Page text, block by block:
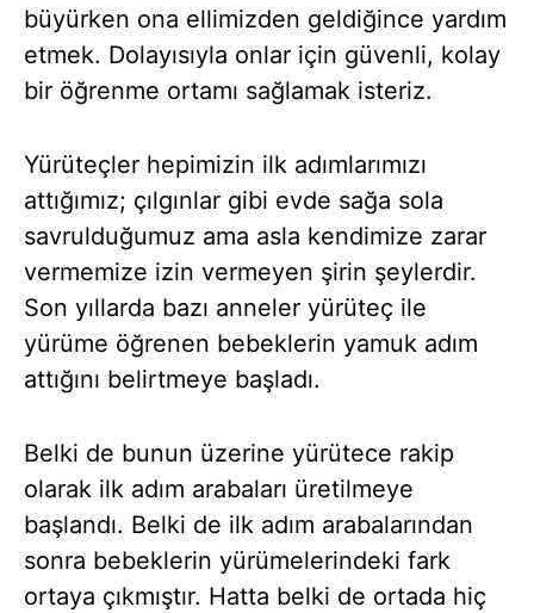
büyürken ona ellimizden geldiğince yardım
etmek. Dolayısıyla onlar için güvenli, kolay
bir öğrenme ortamı sağlamak isteriz.
Yürüteçler hepimizin ilk adımlarımızı
attığımız; çılgınlar gibi evde sağa sola
savrulduğumuz ama asla kendimize zarar
vermemize izin vermeyen şirin şeylerdir.
Son yıllarda bazı anneler yürüteç ile
yürüme öğrenen bebeklerin yamuk adım
attığını belirtmeye başladı.
Belki de bunun üzerine yürütece rakip
olarak ilk adım arabaları üretilmeye
başlandı. Belki de ilk adım arabalarından
sonra bebeklerin yürümelerindeki fark
ortaya çıkmıştır. Hatta belki de ortada hiç